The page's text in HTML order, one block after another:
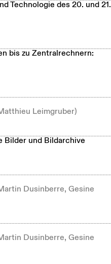
Technologie des 20. und 21.
bis zu Zentralrechnern:
Leimgruber)
Bilder und Bildarchive
Dusinberre, Gesine
Dusinberre, Gesine